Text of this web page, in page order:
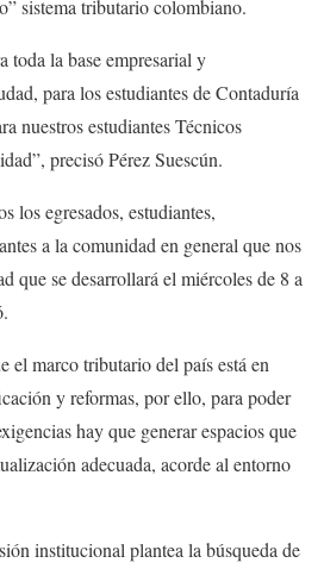
sistema tributario colombiano.
toda la base empresarial y
para los estudiantes de Contaduría
nuestros estudiantes Técnicos
precisó Pérez Suescún.
los egresados, estudiantes,
a la comunidad en general que nos
que se desarrollará el miércoles de 8 a
el marco tributario del país está en
y reformas, por ello, para poder
hay que generar espacios que
adecuada, acorde al entorno
institucional plantea la búsqueda de